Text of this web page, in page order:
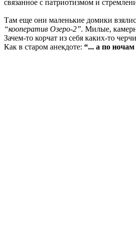
связанное с патриотизмом и
Там еще они маленькие домики
“кооператив Озеро-2”. Милые,
Зачем-то корчат из себя каких-то
Как в старом анекдоте: “... а по